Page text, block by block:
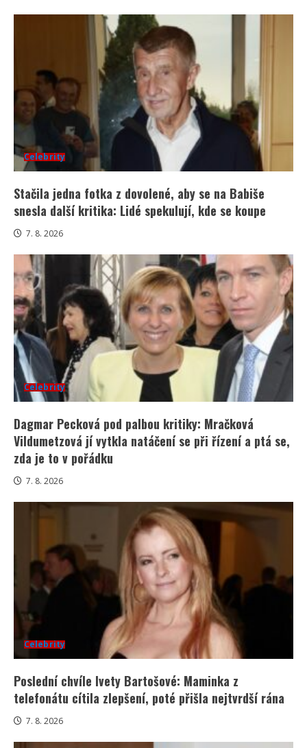
Celebrity
Stačila jedna fotka z dovolené, aby se na Babiše
snesla další kritika: Lidé spekulují, kde se koupe
7. 8. 2026
Celebrity
Dagmar Pecková pod palbou kritiky: Mračková
Vildumetzová jí vytkla natáčení se při řízení a ptá se,
zda je to v pořádku
7. 8. 2026
Celebrity
Poslední chvíle Ivety Bartošové: Maminka z
telefonátu cítila zlepšení, poté přišla nejtvrdší rána
7. 8. 2026